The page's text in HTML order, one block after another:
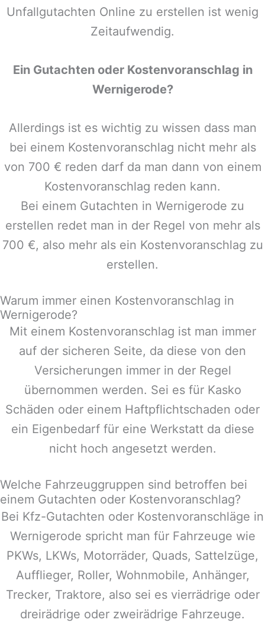
Unfallgutachten Online zu erstellen ist wenig
Zeitaufwendig.
Ein Gutachten oder Kostenvoranschlag in
Wernigerode?
Allerdings ist es wichtig zu wissen dass man
bei einem Kostenvoranschlag nicht mehr als
von 700 € reden darf da man dann von einem
Kostenvoranschlag reden kann.
Bei einem Gutachten in Wernigerode zu
erstellen redet man in der Regel von mehr als
700 €, also mehr als ein Kostenvoranschlag zu
erstellen.
Warum immer einen Kostenvoranschlag in
Wernigerode?
Mit einem Kostenvoranschlag ist man immer
auf der sicheren Seite, da diese von den
Versicherungen immer in der Regel
übernommen werden. Sei es für Kasko
Schäden oder einem Haftpflichtschaden oder
ein Eigenbedarf für eine Werkstatt da diese
nicht hoch angesetzt werden.
Welche Fahrzeuggruppen sind betroffen bei
einem Gutachten oder Kostenvoranschlag?
Bei Kfz-Gutachten oder Kostenvoranschläge in
Wernigerode spricht man für Fahrzeuge wie
PKWs, LKWs, Motorräder, Quads, Sattelzüge,
Aufflieger, Roller, Wohnmobile, Anhänger,
Trecker, Traktore, also sei es vierrädrige oder
dreirädrige oder zweirädrige Fahrzeuge.